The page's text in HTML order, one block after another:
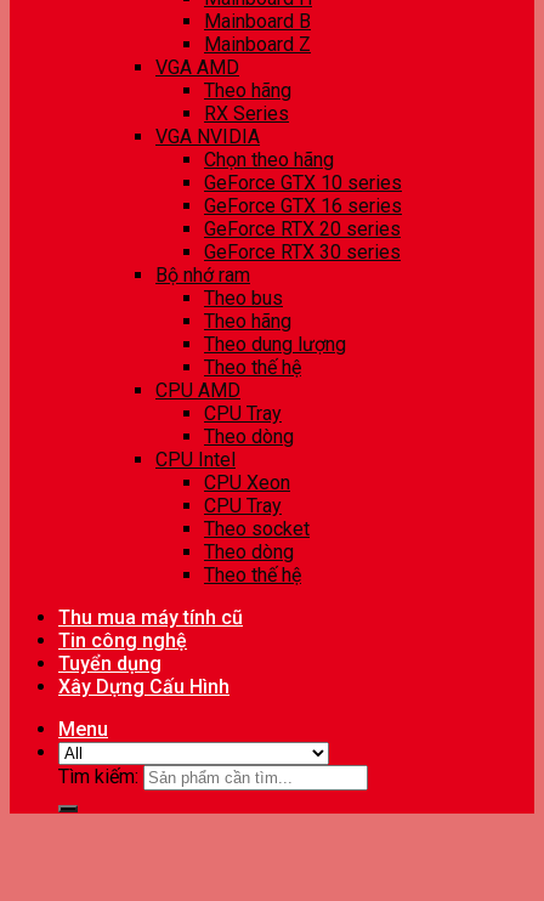
Mainboard B
Mainboard Z
VGA AMD
Theo hãng
RX Series
VGA NVIDIA
Chọn theo hãng
GeForce GTX 10 series
GeForce GTX 16 series
GeForce RTX 20 series
GeForce RTX 30 series
Bộ nhớ ram
Theo bus
Theo hãng
Theo dung lượng
Theo thế hệ
CPU AMD
CPU Tray
Theo dòng
CPU Intel
CPU Xeon
CPU Tray
Theo socket
Theo dòng
Theo thế hệ
Thu mua máy tính cũ
Tin công nghệ
Tuyển dụng
Xây Dựng Cấu Hình
Menu
Tìm kiếm: